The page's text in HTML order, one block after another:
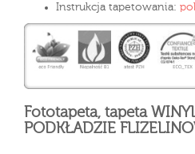
Instrukcja tapetowania:
Fototapeta, tapeta
PODKŁADZIE